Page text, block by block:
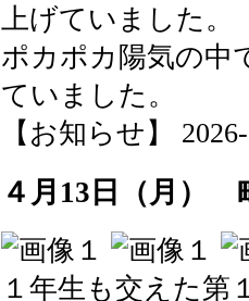
上げていました。
ポカポカ陽気の中
ていました。
【お知らせ】
４月13日（月）
１年生も交えた第